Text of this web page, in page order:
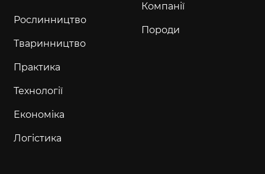
Рослинництво
Тваринництво
Практика
Технології
Економіка
Логістика
Компанії
Породи